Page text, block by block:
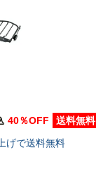
40％OFF
送料無料
げで送料無料